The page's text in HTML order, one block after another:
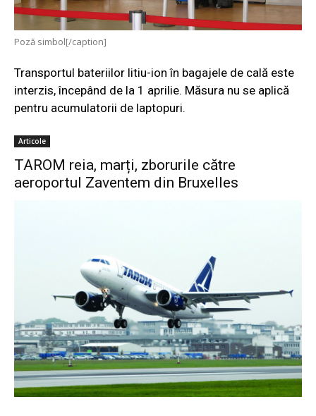
Poză simbol[/caption]
Transportul bateriilor litiu-ion în bagajele de cală este
interzis, începând de la 1 aprilie. Măsura nu se aplică
pentru acumulatorii de laptopuri.
Articole
TAROM reia, marți, zborurile către
aeroportul Zaventem din Bruxelles